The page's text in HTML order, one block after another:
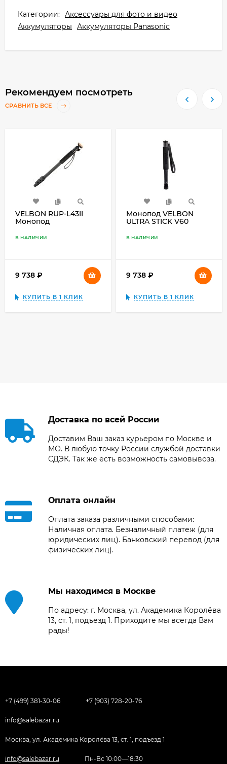
Категории: Аксессуары для фото и видео
Аккумуляторы
Аккумуляторы Panasonic
Рекомендуем посмотреть
СРАВНИТЬ ВСЕ
VELBON RUP-L43II
Монопод
В НАЛИЧИИ
9 738
КУПИТЬ В 1 КЛИК
Монопод VELBON
ULTRA STICK V60
В НАЛИЧИИ
9 738
КУПИТЬ В 1 КЛИК
Доставка по всей России
Доставим Ваш заказ курьером по Москве и
МО. В любую точку России службой доставки
СДЭК. Так же есть возможность самовывоза.
Оплата онлайн
Оплата заказа различными способами:
Наличная оплата. Безналичный платеж (для
юридических лиц). Банковский перевод (для
физических лиц).
Мы находимся в Москве
По адресу: г. Москва, ул. Академика Королёва
13, ст. 1, подъезд 1. Приходите мы всегда Вам
рады!
+7 (499) 381-30-06 +7 (903) 728-20-76
info@salebazar.ru
Москва, ул. Академика Королёва 13, ст. 1, подъезд 1
info@salebazar.ru Пн-Вс 10:00—18:30